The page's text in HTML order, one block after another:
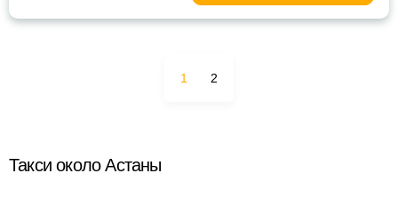
1 2
Такси около Астаны